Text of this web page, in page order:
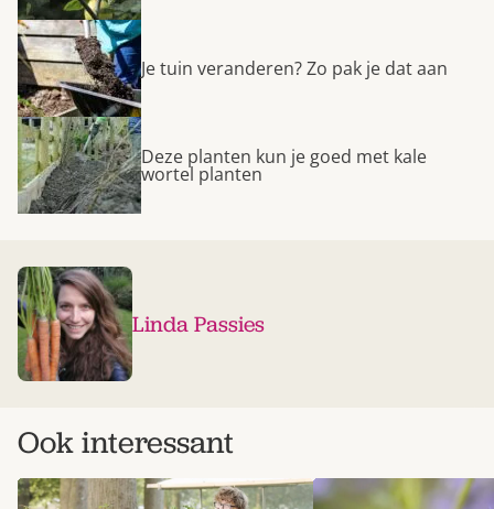
Je tuin veranderen? Zo pak je dat aan
Deze planten kun je goed met kale
wortel planten
Linda Passies
Ook interessant